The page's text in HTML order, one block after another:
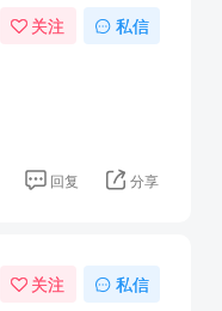
关注 私信
回复 分享
关注 私信